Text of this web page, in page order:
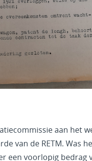
aan het
van de RETM. Was
een voorlopig